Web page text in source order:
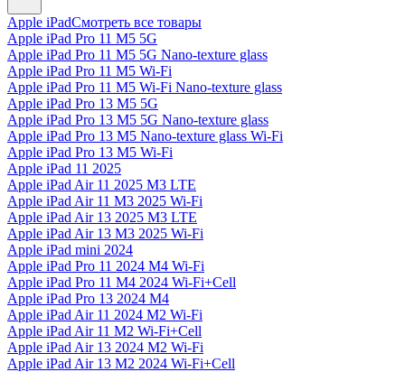
Apple iPadСмотреть все товары
Apple iPad Pro 11 M5 5G
Apple iPad Pro 11 M5 5G Nano-texture glass
Apple iPad Pro 11 M5 Wi-Fi
Apple iPad Pro 11 M5 Wi-Fi Nano-texture glass
Apple iPad Pro 13 M5 5G
Apple iPad Pro 13 M5 5G Nano-texture glass
Apple iPad Pro 13 M5 Nano-texture glass Wi-Fi
Apple iPad Pro 13 M5 Wi-Fi
Apple iPad 11 2025
Apple iPad Air 11 2025 M3 LTE
Apple iPad Air 11 M3 2025 Wi-Fi
Apple iPad Air 13 2025 M3 LTE
Apple iPad Air 13 M3 2025 Wi-Fi
Apple iPad mini 2024
Apple iPad Pro 11 2024 M4 Wi-Fi
Apple iPad Pro 11 M4 2024 Wi-Fi+Cell
Apple iPad Pro 13 2024 M4
Apple iPad Air 11 2024 M2 Wi-Fi
Apple iPad Air 11 M2 Wi-Fi+Cell
Apple iPad Air 13 2024 M2 Wi-Fi
Apple iPad Air 13 M2 2024 Wi-Fi+Cell